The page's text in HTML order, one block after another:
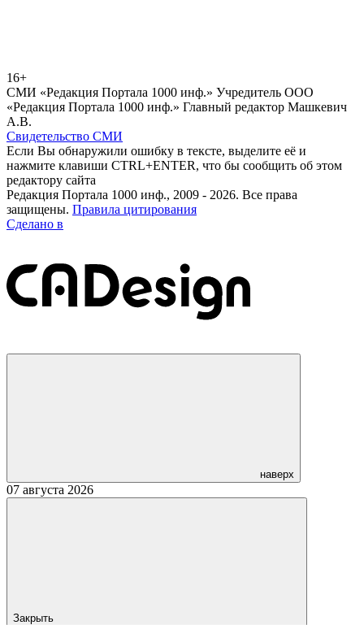
16+
СМИ «Редакция Портала 1000 инф.» Учредитель ООО
«Редакция Портала 1000 инф.» Главный редактор Машкевич
А.В.
Свидетельство СМИ
Если Вы обнаружили ошибку в тексте, выделите её и
нажмите клавиши CTRL+ENTER, что бы сообщить об этом
редактору сайта
Редакция Портала 1000 инф., 2009 - 2026. Все права
защищены. Правила цитирования
Сделано в
наверх
07 августа 2026
Закрыть